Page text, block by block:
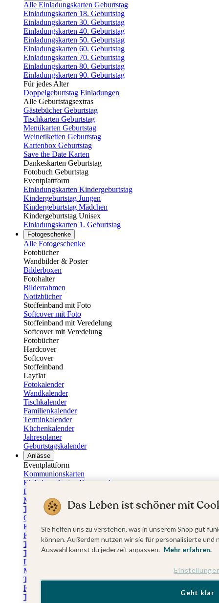
Alle Einladungskarten Geburtstag
Einladungskarten 18. Geburtstag
Einladungskarten 30. Geburtstag
Einladungskarten 40. Geburtstag
Einladungskarten 50. Geburtstag
Einladungskarten 60. Geburtstag
Einladungskarten 70. Geburtstag
Einladungskarten 80. Geburtstag
Einladungskarten 90. Geburtstag
Für jedes Alter
Doppelgeburtstag Einladungen
Alle Geburtstagsextras
Gästebücher Geburtstag
Tischkarten Geburtstag
Menükarten Geburtstag
Weinetiketten Geburtstag
Kartenbox Geburtstag
Save the Date Karten
Dankeskarten Geburtstag
Fotobuch Geburtstag
Eventplattform
Einladungskarten Kindergeburtstag
Kindergeburtstag Jungen
Kindergeburtstag Mädchen
Kindergeburtstag Unisex
Einladungskarten 1. Geburtstag
Fotogeschenke
Alle Fotogeschenke
Fotobücher
Wandbilder & Poster
Bilderboxen
Fotohalter
Bilderrahmen
Notizbücher
Stoffeinband mit Foto
Softcover mit Foto
Stoffeinband mit Veredelung
Softcover mit Veredelung
Fotobücher
Hardcover
Softcover
Stoffeinband
Layflat
Fotokalender
Wandkalender
Tischkalender
Familienkalender
Terminkalender
Küchenkalender
Jahresplaner
Geburtstagskalender
Anlässe
Eventplattform
Kommunionskarten
Einladungskarten Kommunion
Danksagung Kommunion
Menükarten Kommunion
Tischkarten Kommunion
Gästebuch Kommunion
Kerzen Kommunion
Kartenbox Kommunion
Taufkarten
Taufeinladungen
Dankeskarten Taufe
Menükarten Taufe
Tischkarten Taufe
Kirchenheft Taufe
Taufkerzen
Das Leben ist schöner mit
Sie helfen uns zu verstehen, was in unserem Shop gut
können. Außerdem nutzen wir sie für personalisierte
Auswahl kannst du jederzeit anpassen. Mehr erfahren.
Geht klar